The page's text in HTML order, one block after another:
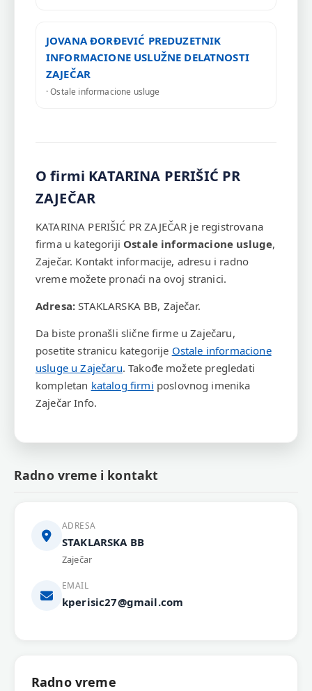
JOVANA ĐORĐEVIĆ PREDUZETNIK
INFORMACIONE USLUŽNE DELATNOSTI
ZAJEČAR
· Ostale informacione usluge
O firmi KATARINA PERIŠIĆ PR
ZAJEČAR
KATARINA PERIŠIĆ PR ZAJEČAR je registrovana
firma u kategoriji Ostale informacione usluge,
Zaječar. Kontakt informacije, adresu i radno
vreme možete pronaći na ovoj stranici.
Adresa: STAKLARSKA BB, Zaječar.
Da biste pronašli slične firme u Zaječaru,
posetite stranicu kategorije Ostale informacione
usluge u Zaječaru. Takođe možete pregledati
kompletan katalog firmi poslovnog imenika
Zaječar Info.
Radno vreme i kontakt
ADRESA
STAKLARSKA BB
Zaječar
EMAIL
kperisic27@gmail.com
Radno vreme